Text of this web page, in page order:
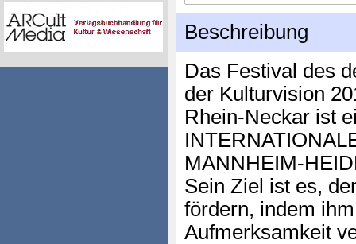
Beschreibung
Das Festival des
der Kulturvision
Rhein-Neckar ist
MANNHEIM-
Sein Ziel ist es,
fördern, indem
Aufmerksamkeit